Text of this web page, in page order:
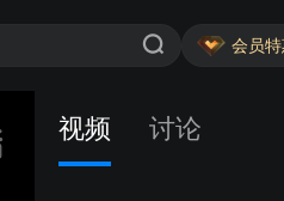
会员
视频 讨论